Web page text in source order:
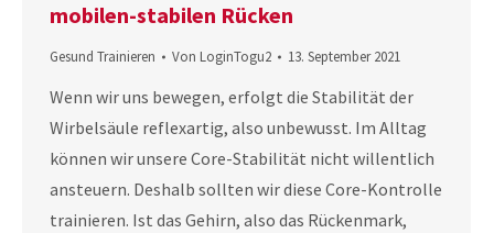
mobilen-stabilen Rücken
Gesund Trainieren Von LoginTogu2 13. September 2021
Wenn wir uns bewegen, erfolgt die Stabilität der
Wirbelsäule reflexartig, also unbewusst. Im Alltag
können wir unsere Core-Stabilität nicht willentlich
ansteuern. Deshalb sollten wir diese Core-Kontrolle
trainieren. Ist das Gehirn, also das Rückenmark,